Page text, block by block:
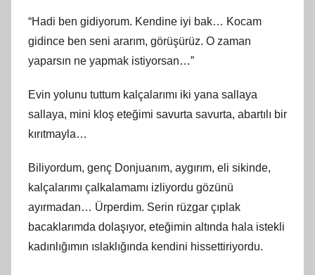
“Hadi ben gidiyorum. Kendine iyi bak… Kocam
gidince ben seni ararım, görüşürüz. O zaman
yaparsın ne yapmak istiyorsan…”
Evin yolunu tuttum kalçalarımı iki yana sallaya
sallaya, mini kloş eteğimi savurta savurta, abartılı bir
kırıtmayla…
Biliyordum, genç Donjuanım, aygırım, eli sikinde,
kalçalarımı çalkalamamı izliyordu gözünü
ayırmadan… Ürperdim. Serin rüzgar çıplak
bacaklarımda dolaşıyor, eteğimin altında hala istekli
kadınlığımın ıslaklığında kendini hissettiriyordu.